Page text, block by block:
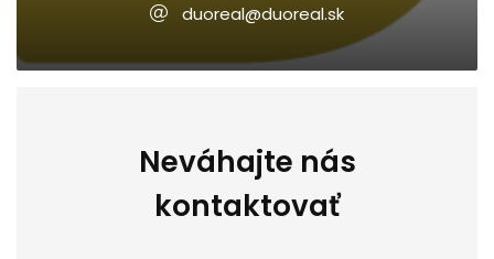
duoreal@duoreal.sk
Neváhajte nás
kontaktovať